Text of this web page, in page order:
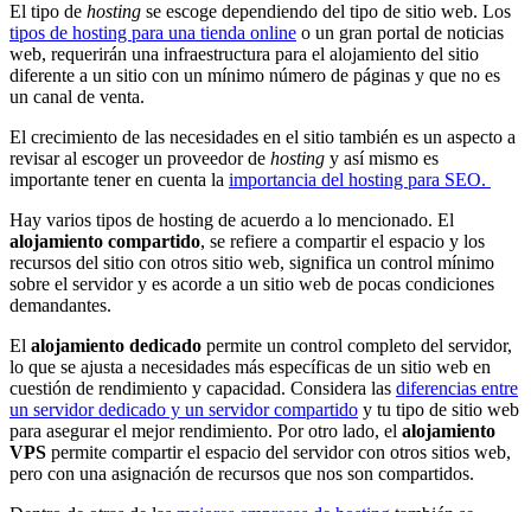
El tipo de hosting se escoge dependiendo del tipo de sitio web. Los
tipos de hosting para una tienda online o un gran portal de noticias
web, requerirán una infraestructura para el alojamiento del sitio
diferente a un sitio con un mínimo número de páginas y que no es
un canal de venta.
El crecimiento de las necesidades en el sitio también es un aspecto a
revisar al escoger un proveedor de hosting y así mismo es
importante tener en cuenta la importancia del hosting para SEO.
Hay varios tipos de hosting de acuerdo a lo mencionado. El
alojamiento compartido, se refiere a compartir el espacio y los
recursos del sitio con otros sitio web, significa un control mínimo
sobre el servidor y es acorde a un sitio web de pocas condiciones
demandantes.
El alojamiento dedicado permite un control completo del servidor,
lo que se ajusta a necesidades más específicas de un sitio web en
cuestión de rendimiento y capacidad. Considera las diferencias entre
un servidor dedicado y un servidor compartido y tu tipo de sitio web
para asegurar el mejor rendimiento. Por otro lado, el alojamiento
VPS permite compartir el espacio del servidor con otros sitios web,
pero con una asignación de recursos que nos son compartidos.